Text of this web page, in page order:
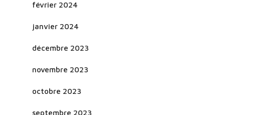
février 2024
janvier 2024
décembre 2023
novembre 2023
octobre 2023
septembre 2023